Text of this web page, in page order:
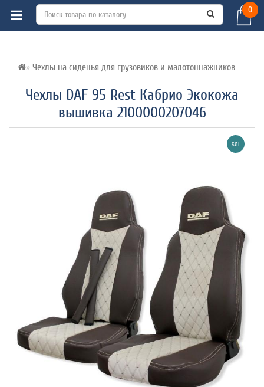
0
Чехлы на сиденья для грузовиков и малотоннажников
Чехлы DAF 95 Rest Кабрио Экокожа
вышивка 2100000207046
ВСЕ О ТОВАРЕ ХАРАКТЕРИСТИКИ
ХИТ